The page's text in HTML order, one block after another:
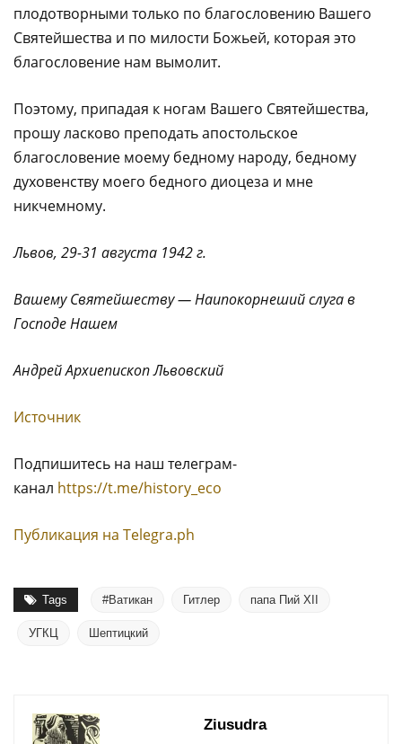
плодотворными только по благословению Вашего
Святейшества и по милости Божьей, которая это
благословение нам вымолит.
Поэтому, припадая к ногам Вашего Святейшества,
прошу ласково преподать апостольское
благословение моему бедному народу, бедному
духовенству моего бедного диоцеза и мне
никчемному.
Львов, 29-31 августа 1942 г.
Вашему Святейшеству — Наипокорнеший слуга в
Господе Нашем
Андрей Архиепископ Львовский
Источник
Подпишитесь на наш телеграм-
канал https://t.me/history_eco
Публикация на Тelegra.ph
Tags #Ватикан Гитлер папа Пий XII
УГКЦ Шептицкий
Ziusudra